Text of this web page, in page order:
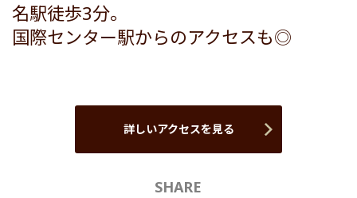
名駅徒歩3分。
国際センター駅からのアクセスも◎
詳しいアクセスを見る
SHARE